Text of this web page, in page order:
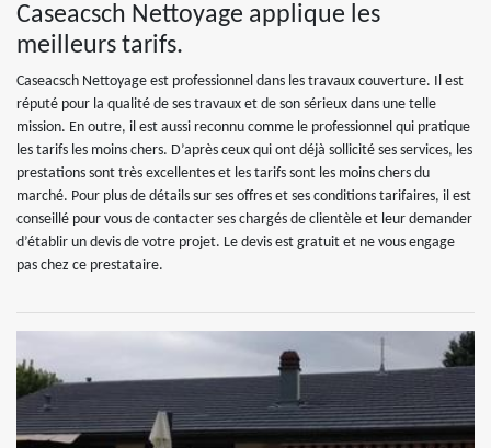
Caseacsch Nettoyage applique les
meilleurs tarifs.
Caseacsch Nettoyage est professionnel dans les travaux couverture. Il est
réputé pour la qualité de ses travaux et de son sérieux dans une telle
mission. En outre, il est aussi reconnu comme le professionnel qui pratique
les tarifs les moins chers. D’après ceux qui ont déjà sollicité ses services, les
prestations sont très excellentes et les tarifs sont les moins chers du
marché. Pour plus de détails sur ses offres et ses conditions tarifaires, il est
conseillé pour vous de contacter ses chargés de clientèle et leur demander
d’établir un devis de votre projet. Le devis est gratuit et ne vous engage
pas chez ce prestataire.